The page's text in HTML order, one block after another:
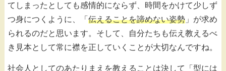
てしまったとしても感情的にならず、時間をかけて少しず
つ身につくように、「 伝えることを諦めない姿勢 」が求め
られるのだと思います。そして、自分たちも伝え教えるべ
き見本として常に襟を正していくことが大切なんですね。
社会人としてのあたりまえを教えることは決して「型には